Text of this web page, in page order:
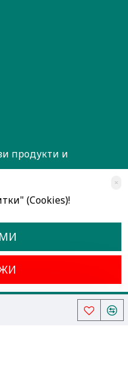
продукти и
Мюзик Център
×
(Cookies)!